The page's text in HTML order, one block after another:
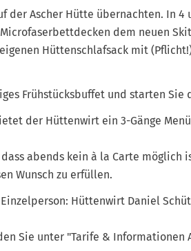
der Ascher Hütte übernachten. In
dem neuen
Hüttenschlafsack mit
Frühstücksbuffet und starten Sie
der Hüttenwirt ein 3-Gänge
abends kein à la Carte möglich
Wunsch zu erfüllen.
Hüttenwirt Daniel
Sie unter "Tarife & Informationen